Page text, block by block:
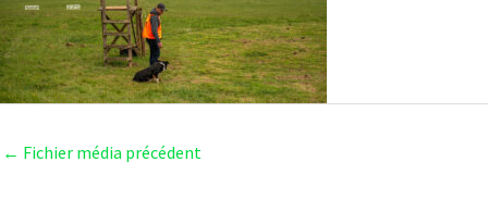
← Fichier média précédent